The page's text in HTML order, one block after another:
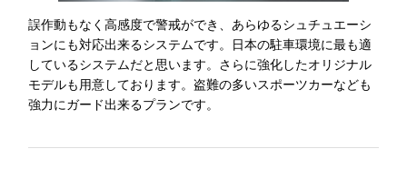
誤作動もなく高感度で警戒ができ、あらゆるシュチュエーシ
ョンにも対応出来るシステムです。日本の駐車環境に最も適
しているシステムだと思います。さらに強化したオリジナル
モデルも用意しております。盗難の多いスポーツカーなども
強力にガード出来るプランです。